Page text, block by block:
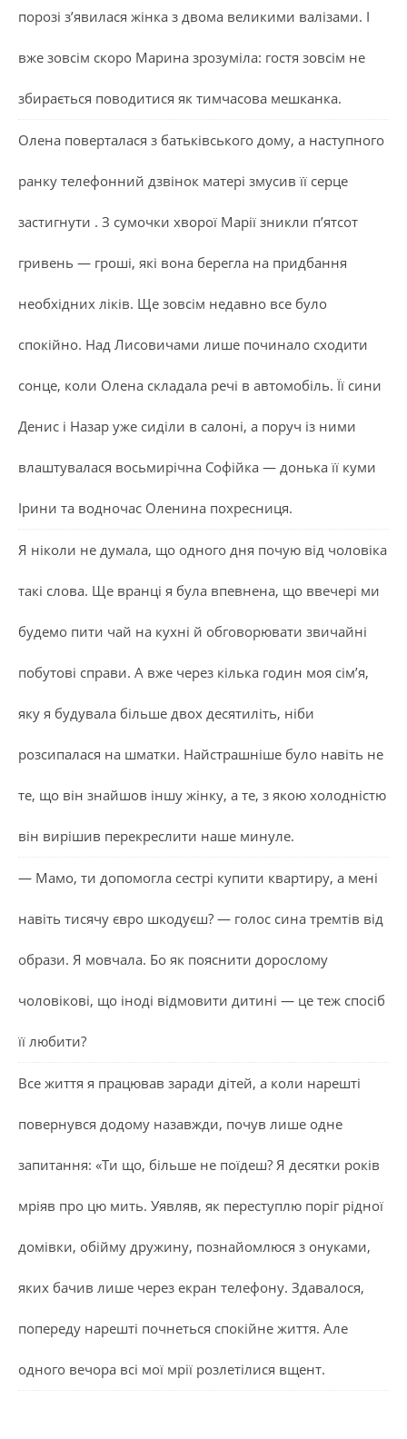
порозі з’явилася жінка з двома великими валізами. І
вже зовсім скоро Марина зрозуміла: гостя зовсім не
збирається поводитися як тимчасова мешканка.
Олена поверталася з батьківського дому, а наступного
ранку телефонний дзвінок матері змусив її серце
застигнути . З сумочки хворої Марії зникли п’ятсот
гривень — гроші, які вона берегла на придбання
необхідних ліків. Ще зовсім недавно все було
спокійно. Над Лисовичами лише починало сходити
сонце, коли Олена складала речі в автомобіль. Її сини
Денис і Назар уже сиділи в салоні, а поруч із ними
влаштувалася восьмирічна Софійка — донька її куми
Ірини та водночас Оленина похресниця.
Я ніколи не думала, що одного дня почую від чоловіка
такі слова. Ще вранці я була впевнена, що ввечері ми
будемо пити чай на кухні й обговорювати звичайні
побутові справи. А вже через кілька годин моя сім’я,
яку я будувала більше двох десятиліть, ніби
розсипалася на шматки. Найстрашніше було навіть не
те, що він знайшов іншу жінку, а те, з якою холодністю
він вирішив перекреслити наше минуле.
— Мамо, ти допомогла сестрі купити квартиру, а мені
навіть тисячу євро шкодуєш? — голос сина тремтів від
образи. Я мовчала. Бо як пояснити дорослому
чоловікові, що іноді відмовити дитині — це теж спосіб
її любити?
Все життя я працював заради дітей, а коли нарешті
повернувся додому назавжди, почув лише одне
запитання: «Ти що, більше не поїдеш? Я десятки років
мріяв про цю мить. Уявляв, як переступлю поріг рідної
домівки, обійму дружину, познайомлюся з онуками,
яких бачив лише через екран телефону. Здавалося,
попереду нарешті почнеться спокійне життя. Але
одного вечора всі мої мрії розлетілися вщент.